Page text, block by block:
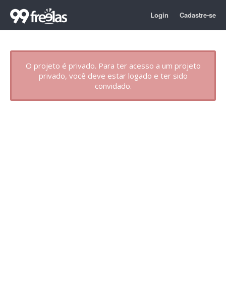
Login Cadastre-se
O projeto é privado. Para ter acesso a um projeto
privado, você deve estar logado e ter sido
convidado.